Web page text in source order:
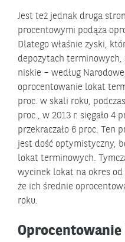
Jest też jednak druga
procentowymi podąża
Dlatego właśnie zyski,
depozytach terminowych,
niskie – według
oprocentowanie lokat
proc. w skali roku,
proc., w 2013 r. sięgało 4
przekraczało 6 proc. Ten
jest dość optymistyczny,
lokat terminowych.
wycinek lokat na okres od
że ich średnie
roku.